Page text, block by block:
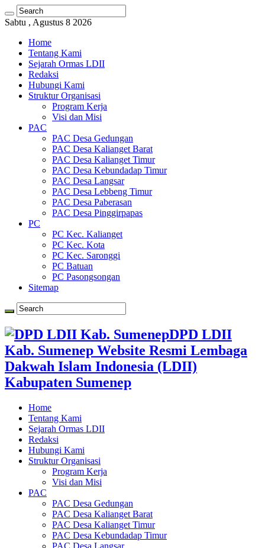
Sabtu , Agustus 8 2026
Home
Tentang Kami
Sejarah Ormas LDII
Redaksi
Hubungi Kami
Struktur Organisasi
Program Kerja
Visi dan Misi
PAC
PAC Desa Gedungan
PAC Desa Kalianget Barat
PAC Desa Kalianget Timur
PAC Desa Kebundadap Timur
PAC Desa Langsar
PAC Desa Lebbeng Timur
PAC Desa Paberasan
PAC Desa Pinggirpapas
PC
PC Kec. Kalianget
PC Kec. Kota
PC Kec. Saronggi
PC Batuan
PC Pasongsongan
Sitemap
DPD LDII
Kab. Sumenep Website Resmi Lembaga
Dakwah Islam Indonesia (LDII)
Kabupaten Sumenep
Home
Tentang Kami
Sejarah Ormas LDII
Redaksi
Hubungi Kami
Struktur Organisasi
Program Kerja
Visi dan Misi
PAC
PAC Desa Gedungan
PAC Desa Kalianget Barat
PAC Desa Kalianget Timur
PAC Desa Kebundadap Timur
PAC Desa Langsar